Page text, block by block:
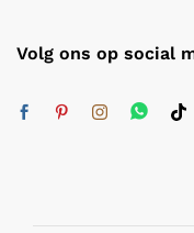
Volg ons op social